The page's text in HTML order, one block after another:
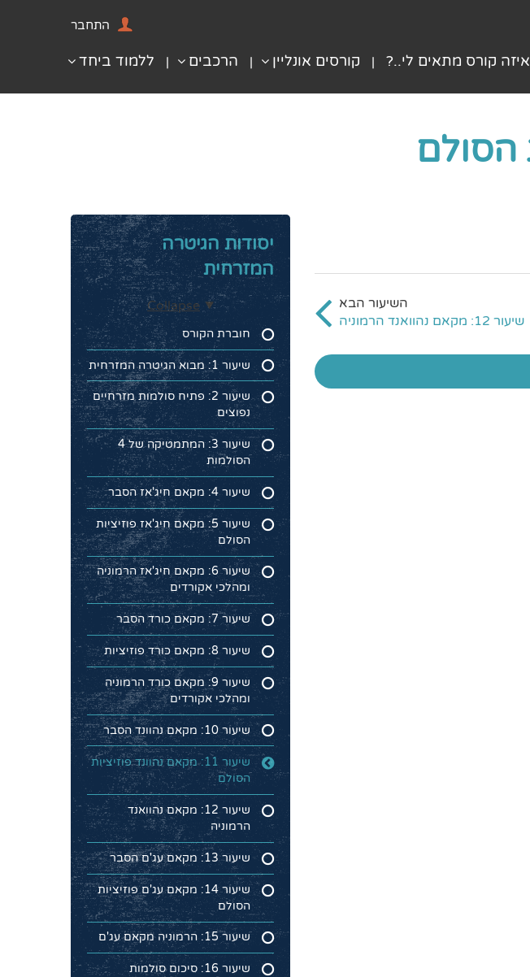
התחבר
איזה קורס מתאים לי..? קורסים אונליין הרכבים ללמוד ביחד
שיעור 12: מקאם נהוואנד הרמוניה
יסודות הגיטרה
המזרחית
Collapse
חוברת הקורס
שיעור 1: מבוא הגיטרה המזרחית
שיעור 2: פתיח סולמות מזרחיים
נפוצים
שיעור 3: המתמטיקה של 4
הסולמות
שיעור 4: מקאם חיג'אז הסבר
שיעור 5: מקאם חיג'אז פוזיציות
הסולם
שיעור 6: מקאם חיג'אז הרמוניה
ומהלכי אקורדים
שיעור 7: מקאם כורד הסבר
שיעור 8: מקאם כורד פוזיציות
שיעור 9: מקאם כורד הרמוניה
ומהלכי אקורדים
שיעור 10: מקאם נהוונד הסבר
שיעור 11: מקאם נהוונד פוזיציות
הסולם
שיעור 12: מקאם נהוואנד
הרמוניה
שיעור 13: מקאם עג'ם הסבר
שיעור 14: מקאם עג'ם פוזיציות
הסולם
שיעור 15: הרמוניה מקאם עג'ם
שיעור 16: סיכום סולמות